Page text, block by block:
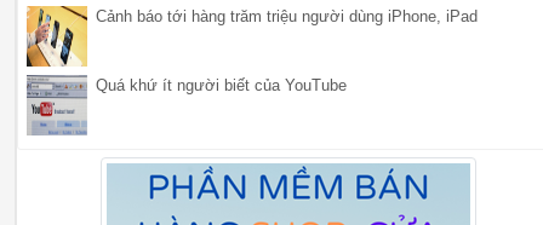
Cảnh báo tới hàng trăm triệu người dùng iPhone, iPad
Quá khứ ít người biết của YouTube